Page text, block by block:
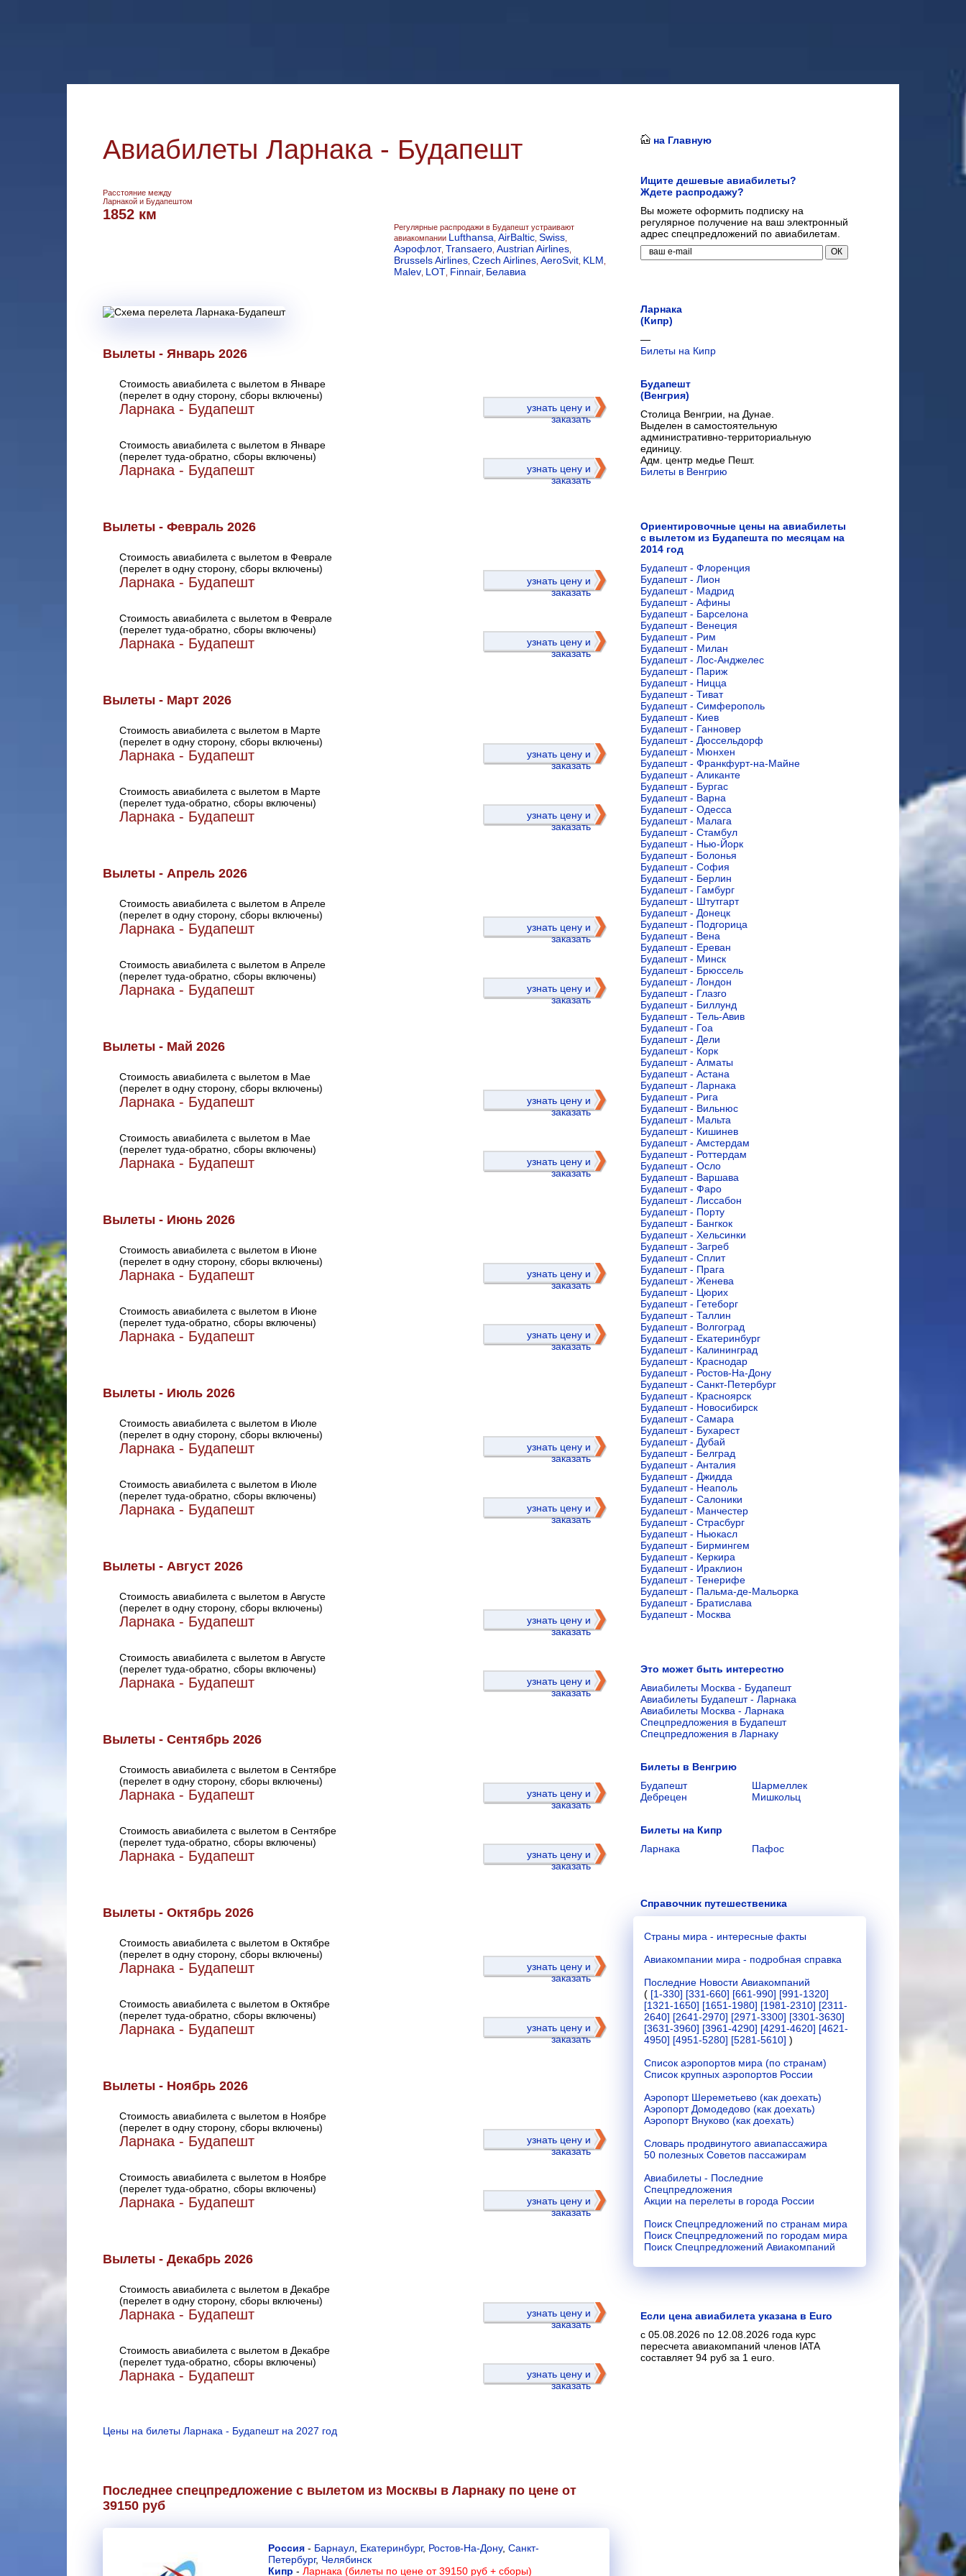
Авиабилеты Ларнака - Будапешт
Расстояние между
Ларнакой и Будапештом
1852 км
Регулярные распродажи в Будапешт устраивают
авиакомпании Lufthansa AirBaltic Swiss
Аэрофлот, Transaero Austrian Airlines
Brussels Airlines Czech Airlines AeroSvit KLM
Malev LOT Finnair Белавиа
Вылеты - Январь 2026
Стоимость авиабилета с вылетом в Январе
(перелет в одну сторону, сборы включены)
Ларнака - Будапешт
узнать цену и
заказать
Стоимость авиабилета с вылетом в Январе
(перелет туда-обратно, сборы включены)
Ларнака - Будапешт
узнать цену и
заказать
Вылеты - Февраль 2026
Стоимость авиабилета с вылетом в Феврале
(перелет в одну сторону, сборы включены)
Ларнака - Будапешт
узнать цену и
заказать
Стоимость авиабилета с вылетом в Феврале
(перелет туда-обратно, сборы включены)
Ларнака - Будапешт
узнать цену и
заказать
Вылеты - Март 2026
Стоимость авиабилета с вылетом в Марте
(перелет в одну сторону, сборы включены)
Ларнака - Будапешт
узнать цену и
заказать
Стоимость авиабилета с вылетом в Марте
(перелет туда-обратно, сборы включены)
Ларнака - Будапешт
узнать цену и
заказать
Вылеты - Апрель 2026
Стоимость авиабилета с вылетом в Апреле
(перелет в одну сторону, сборы включены)
Ларнака - Будапешт
узнать цену и
заказать
Стоимость авиабилета с вылетом в Апреле
(перелет туда-обратно, сборы включены)
Ларнака - Будапешт
узнать цену и
заказать
Вылеты - Май 2026
Стоимость авиабилета с вылетом в Мае
(перелет в одну сторону, сборы включены)
Ларнака - Будапешт
узнать цену и
заказать
Стоимость авиабилета с вылетом в Мае
(перелет туда-обратно, сборы включены)
Ларнака - Будапешт
узнать цену и
заказать
Вылеты - Июнь 2026
Стоимость авиабилета с вылетом в Июне
(перелет в одну сторону, сборы включены)
Ларнака - Будапешт
узнать цену и
заказать
Стоимость авиабилета с вылетом в Июне
(перелет туда-обратно, сборы включены)
Ларнака - Будапешт
узнать цену и
заказать
Вылеты - Июль 2026
Стоимость авиабилета с вылетом в Июле
(перелет в одну сторону, сборы включены)
Ларнака - Будапешт
узнать цену и
заказать
Стоимость авиабилета с вылетом в Июле
(перелет туда-обратно, сборы включены)
Ларнака - Будапешт
узнать цену и
заказать
Вылеты - Август 2026
Стоимость авиабилета с вылетом в Августе
(перелет в одну сторону, сборы включены)
Ларнака - Будапешт
узнать цену и
заказать
Стоимость авиабилета с вылетом в Августе
(перелет туда-обратно, сборы включены)
Ларнака - Будапешт
узнать цену и
заказать
Вылеты - Сентябрь 2026
Стоимость авиабилета с вылетом в Сентябре
(перелет в одну сторону, сборы включены)
Ларнака - Будапешт
узнать цену и
заказать
Стоимость авиабилета с вылетом в Сентябре
(перелет туда-обратно, сборы включены)
Ларнака - Будапешт
узнать цену и
заказать
Вылеты - Октябрь 2026
Стоимость авиабилета с вылетом в Октябре
(перелет в одну сторону, сборы включены)
Ларнака - Будапешт
узнать цену и
заказать
Стоимость авиабилета с вылетом в Октябре
(перелет туда-обратно, сборы включены)
Ларнака - Будапешт
узнать цену и
заказать
Вылеты - Ноябрь 2026
Стоимость авиабилета с вылетом в Ноябре
(перелет в одну сторону, сборы включены)
Ларнака - Будапешт
узнать цену и
заказать
Стоимость авиабилета с вылетом в Ноябре
(перелет туда-обратно, сборы включены)
Ларнака - Будапешт
узнать цену и
заказать
Вылеты - Декабрь 2026
Стоимость авиабилета с вылетом в Декабре
(перелет в одну сторону, сборы включены)
Ларнака - Будапешт
узнать цену и
заказать
Стоимость авиабилета с вылетом в Декабре
(перелет туда-обратно, сборы включены)
Ларнака - Будапешт
узнать цену и
заказать
Цены на билеты Ларнака - Будапешт на 2027 год
Последнее спецпредложение с вылетом из Москвы в Ларнаку по цене от
39150 руб
Россия - Барнаул Екатеринбург, Ростов-На-Дону, Санкт-
Петербург, Челябинск
Кипр - Ларнака (билеты по цене от 39150 руб + сборы)
на Главную
Ищите дешевые авиабилеты?
Ждете распродажу?
Вы можете оформить подписку на
регулярное получение на ваш электронный
адрес спецпредложений по авиабилетам.
Ларнака
(Кипр)
—
Билеты на Кипр
Будапешт
(Венгрия)
Столица Венгрии, на Дунае.
Выделен в самостоятельную
административно-территориальную
единицу.
Адм. центр медье Пешт.
Билеты в Венгрию
Ориентировочные цены на авиабилеты
с вылетом из Будапешта по месяцам на
2014 год
Будапешт - Флоренция
Будапешт - Лион
Будапешт - Мадрид
Будапешт - Афины
Будапешт - Барселона
Будапешт - Венеция
Будапешт - Рим
Будапешт - Милан
Будапешт - Лос-Анджелес
Будапешт - Париж
Будапешт - Ницца
Будапешт - Тиват
Будапешт - Симферополь
Будапешт - Киев
Будапешт - Ганновер
Будапешт - Дюссельдорф
Будапешт - Мюнхен
Будапешт - Франкфурт-на-Майне
Будапешт - Аликанте
Будапешт - Бургас
Будапешт - Варна
Будапешт - Одесса
Будапешт - Малага
Будапешт - Стамбул
Будапешт - Нью-Йорк
Будапешт - Болонья
Будапешт - София
Будапешт - Берлин
Будапешт - Гамбург
Будапешт - Штутгарт
Будапешт - Донецк
Будапешт - Подгорица
Будапешт - Вена
Будапешт - Ереван
Будапешт - Минск
Будапешт - Брюссель
Будапешт - Лондон
Будапешт - Глазго
Будапешт - Биллунд
Будапешт - Тель-Авив
Будапешт - Гоа
Будапешт - Дели
Будапешт - Корк
Будапешт - Алматы
Будапешт - Астана
Будапешт - Ларнака
Будапешт - Рига
Будапешт - Вильнюс
Будапешт - Мальта
Будапешт - Кишинев
Будапешт - Амстердам
Будапешт - Роттердам
Будапешт - Осло
Будапешт - Варшава
Будапешт - Фаро
Будапешт - Лиссабон
Будапешт - Порту
Будапешт - Бангкок
Будапешт - Хельсинки
Будапешт - Загреб
Будапешт - Сплит
Будапешт - Прага
Будапешт - Женева
Будапешт - Цюрих
Будапешт - Гетеборг
Будапешт - Таллин
Будапешт - Волгоград
Будапешт - Екатеринбург
Будапешт - Калининград
Будапешт - Краснодар
Будапешт - Ростов-На-Дону
Будапешт - Санкт-Петербург
Будапешт - Красноярск
Будапешт - Новосибирск
Будапешт - Самара
Будапешт - Бухарест
Будапешт - Дубай
Будапешт - Белград
Будапешт - Анталия
Будапешт - Джидда
Будапешт - Неаполь
Будапешт - Салоники
Будапешт - Манчестер
Будапешт - Страсбург
Будапешт - Ньюкасл
Будапешт - Бирмингем
Будапешт - Керкира
Будапешт - Ираклион
Будапешт - Тенерифе
Будапешт - Пальма-де-Мальорка
Будапешт - Братислава
Будапешт - Москва
Это может быть интерестно
Авиабилеты Москва - Будапешт
Авиабилеты Будапешт - Ларнака
Авиабилеты Москва - Ларнака
Спецпредложения в Будапешт
Спецпредложения в Ларнаку
Билеты в Венгрию
Будапешт
Дебрецен
Шармеллек
Мишкольц
Билеты на Кипр
Ларнака
Пафос
Справочник путешественика
Страны мира - интересные факты
Авиакомпании мира - подробная справка
Последние Новости Авиакомпаний
( [1-330] [331-660] [661-990] [991-1320]
[1321-1650] [1651-1980] [1981-2310] [2311-
2640] [2641-2970] [2971-3300] [3301-3630]
[3631-3960] [3961-4290] [4291-4620] [4621-
4950] [4951-5280] [5281-5610] )
Список аэропортов мира (по странам)
Список крупных аэропортов России
Аэропорт Шереметьево (как доехать)
Аэропорт Домодедово (как доехать)
Аэропорт Внуково (как доехать)
Словарь продвинутого авиапассажира
50 полезных Советов пассажирам
Авиабилеты - Последние
Спецпредложения
Акции на перелеты в города России
Поиск Спецпредложений по странам мира
Поиск Спецпредложений по городам мира
Поиск Спецпредложений Авиакомпаний
Если цена авиабилета указана в Euro
с 05.08.2026 по 12.08.2026 года курс
пересчета авиакомпаний членов IATA
составляет 94 руб за 1 euro.